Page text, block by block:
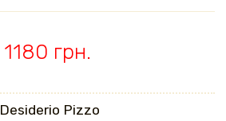
1180 грн.
Desiderio Pizzo